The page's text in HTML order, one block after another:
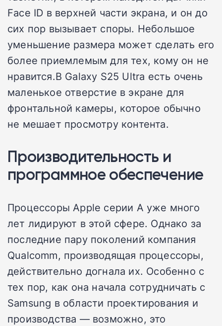
Face ID в верхней части экрана, и он до
сих пор вызывает споры. Небольшое
уменьшение размера может сделать его
более приемлемым для тех, кому он не
нравится.В Galaxy S25 Ultra есть очень
маленькое отверстие в экране для
фронтальной камеры, которое обычно
не мешает просмотру контента.
Производительность и
программное обеспечение
Процессоры Apple серии A уже много
лет лидируют в этой сфере. Однако за
последние пару поколений компания
Qualcomm, производящая процессоры,
действительно догнала их. Особенно с
тех пор, как она начала сотрудничать с
Samsung в области проектирования и
производства — возможно, это